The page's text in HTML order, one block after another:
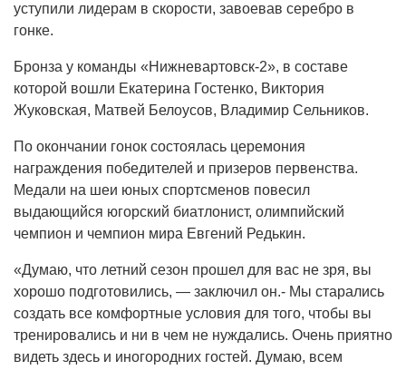
уступили лидерам в скорости, завоевав серебро в
гонке.
Бронза у команды «Нижневартовск-2», в составе
которой вошли Екатерина Гостенко, Виктория
Жуковская, Матвей Белоусов, Владимир Сельников.
По окончании гонок состоялась церемония
награждения победителей и призеров первенства.
Медали на шеи юных спортсменов повесил
выдающийся югорский биатлонист, олимпийский
чемпион и чемпион мира Евгений Редькин.
«Думаю, что летний сезон прошел для вас не зря, вы
хорошо подготовились, — заключил он.- Мы старались
создать все комфортные условия для того, чтобы вы
тренировались и ни в чем не нуждались. Очень приятно
видеть здесь и иногородних гостей. Думаю, всем